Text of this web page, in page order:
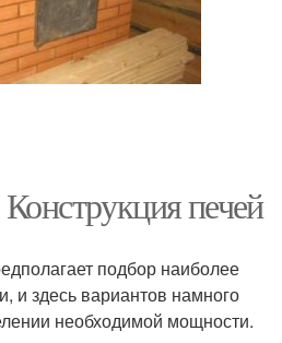
печей
подбор наиболее
и здесь вариантов намного
необходимой мощности.